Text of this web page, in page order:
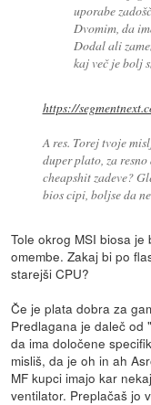
uporabe
Dvomim, da
Dodal ali
kaj več je bolj
https://
A res. Torej tvoje
duper plato, za resno
cheapshit zadeve?
bios cipi, boljse da
Tole okrog MSI biosa
omembe. Zakaj bi po
starejši CPU?
Če je plata dobra za
Predlagana je daleč od
da ima določene
misliš, da je oh in ah
MF kupci imajo kar
ventilator. Preplačaš jo